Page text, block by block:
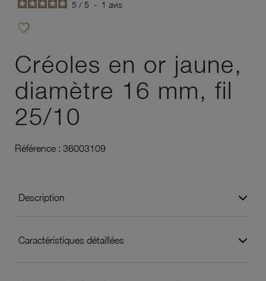
5 / 5 - 1 avis
favorite_border
Créoles en or jaune,
diamètre 16 mm, fil
25/10
Référence : 36003109
Description
Caractéristiques détaillées